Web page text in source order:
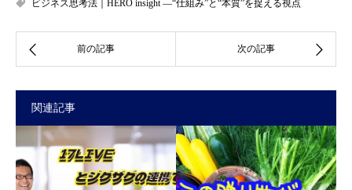
ビジネス思考法｜HERO insight —“仕組み”と“本質”を捉える視点
関連記事